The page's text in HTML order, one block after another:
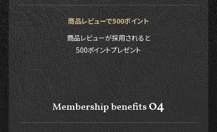
商品レビューで500ポイント
商品レビューが採用されると
500ポイントプレゼント
Membership benefits04